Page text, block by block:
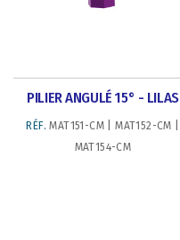
PILIER ANGULÉ 15° - LILAS
RÉF. MAT151-CM | MAT152-CM |
MAT154-CM